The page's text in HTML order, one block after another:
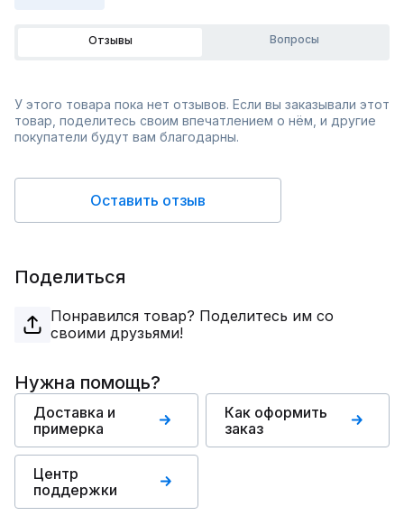
Отзывы Вопросы
У этого товара пока нет отзывов. Если вы заказывали этот
товар, поделитесь своим впечатлением о нём, и другие
покупатели будут вам благодарны.
Оставить отзыв
Поделиться
Понравился товар? Поделитесь им со
своими друзьями!
Нужна помощь?
Доставка и
примерка
Как оформить
заказ
Центр
поддержки